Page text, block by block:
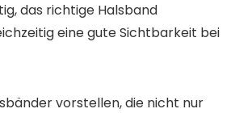
das richtige Halsband
eine gute Sichtbarkeit bei
vorstellen, die nicht nur